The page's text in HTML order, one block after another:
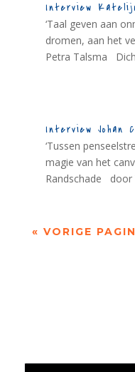
Interview
‘Taal geven aan
dromen, aan het
Petra Talsma
Interview Johan
‘Tussen
magie van het
Randschade door
« VORIGE